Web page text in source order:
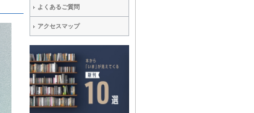
よくあるご質問
アクセスマップ